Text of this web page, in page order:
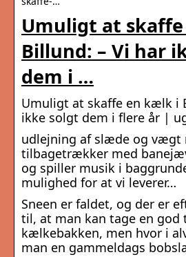
Umuligt at
Billund: – Vi har
dem i …
Umuligt at skaffe en kælk i
ikke solgt dem i flere år |
udlejning af slæde og vægt
tilbagetrækker med
og spiller musik i
mulighed for at vi leverer…
Sneen er faldet, og der er
til, at man kan tage en god
kælkebakken, men hvor i
man en gammeldags